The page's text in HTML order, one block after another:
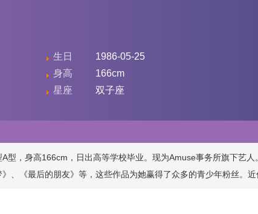
生日
1986-05-25
身高
166cm
星座 双子座
型，身高166cm，日出高等学校毕业。现为Amuse事务所旗下艺
、《最后的朋友》等，这些作品为她赢得了众多的青少年粉丝。近